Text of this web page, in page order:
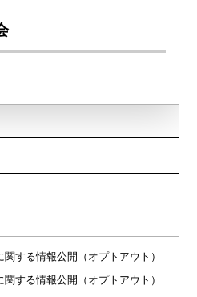
する情報公開（オプトアウト）
する情報公開（オプトアウト）